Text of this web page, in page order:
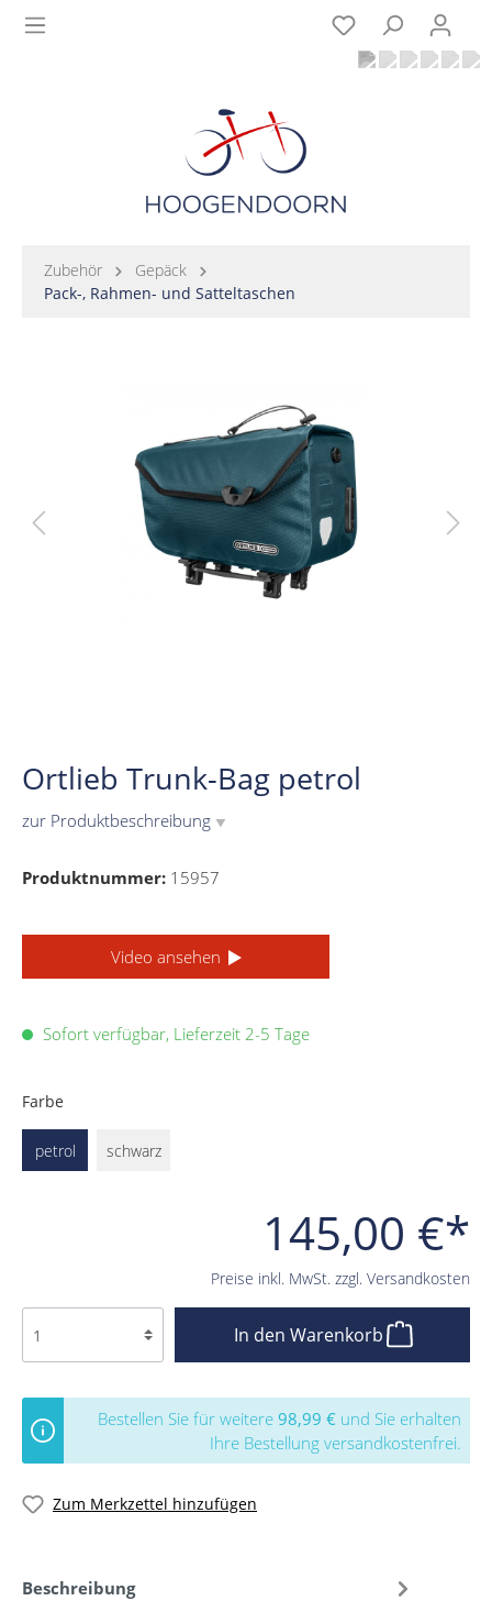
Zubehör
Gepäck
Pack-, Rahmen- und Satteltaschen
Ortlieb Trunk-Bag petrol
zur Produktbeschreibung ▼
Produktnummer: 15957
Video ansehen
145,00 €*
Preise inkl. MwSt. zzgl. Versandkosten
Sofort verfügbar, Lieferzeit 2-5 Tage
Farbe
petrol schwarz
In den Warenkorb
Bestellen Sie für weitere 98,99 € und Sie erhalten
Ihre Bestellung versandkostenfrei.
Zum Merkzettel hinzufügen
Beschreibung